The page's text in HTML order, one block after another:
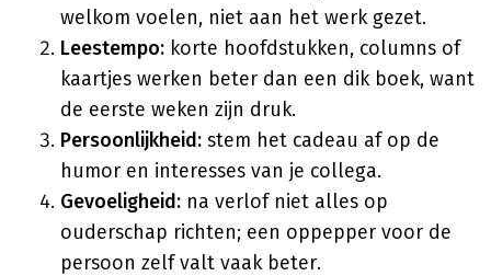
welkom voelen, niet aan het werk gezet.
Leestempo: korte hoofdstukken, columns of
kaartjes werken beter dan een dik boek, want
de eerste weken zijn druk.
Persoonlijkheid: stem het cadeau af op de
humor en interesses van je collega.
Gevoeligheid: na verlof niet alles op
ouderschap richten; een oppepper voor de
persoon zelf valt vaak beter.